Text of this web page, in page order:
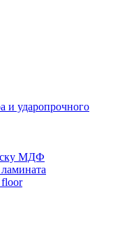
и ударопрочного
МДФ